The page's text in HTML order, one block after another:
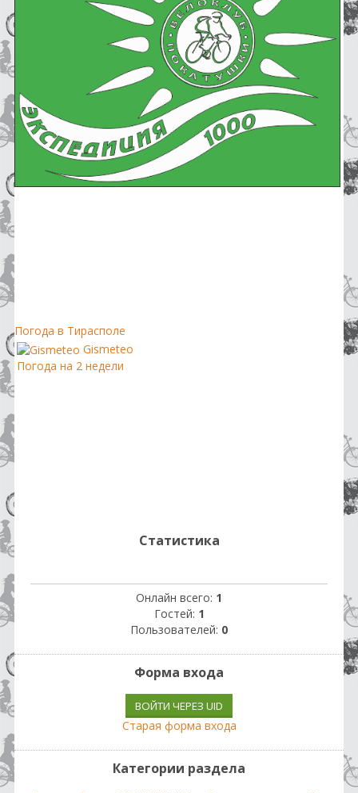
Погода в Тирасполе
Gismeteo
Погода на 2 недели
Статистика
Онлайн всего: 1
Гостей: 1
Пользователей: 0
Форма входа
ВОЙТИ ЧЕРЕЗ UID
Старая форма входа
Категории раздела